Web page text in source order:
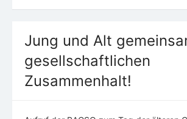
Jung und Alt
gesellschaftlichen
Zusammenhalt!